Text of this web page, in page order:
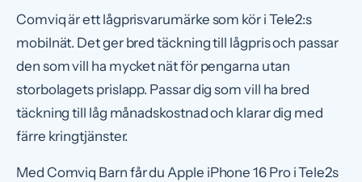
Comviq är ett lågprisvarumärke som kör i Tele2:s
mobilnät. Det ger bred täckning till lågpris och passar
den som vill ha mycket nät för pengarna utan
storbolagets prislapp. Passar dig som vill ha bred
täckning till låg månadskostnad och klarar dig med
färre kringtjänster.
Med Comviq Barn får du Apple iPhone 16 Pro i Tele2s